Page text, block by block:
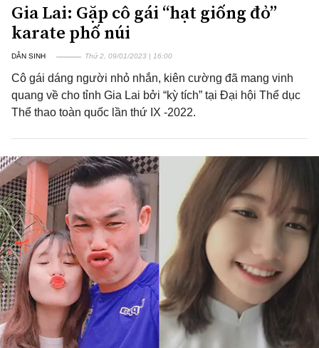
Gia Lai: Gặp cô gái “hạt giống đỏ”
karate phố núi
DÂN SINH Thứ 2, 09/01/2023 | 16:00
Cô gái dáng người nhỏ nhắn, kiên cường đã mang vinh
quang về cho tỉnh Gia Lai bởi “kỳ tích” tại Đại hội Thể dục
Thể thao toàn quốc lần thứ IX -2022.